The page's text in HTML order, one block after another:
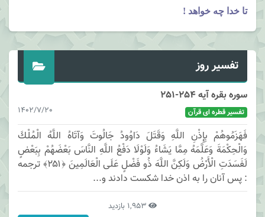
تا خدا چه خواهد !
تفسیر روز
سوره بقره آیه 254-251
1402/7/20 تفسیر قطره ای قرآن
فَهَزَمُوهُمْ بِإِذْنِ اللَّهِ وَقَتَلَ دَاوُودُ جَالُوتَ وَآتَاهُ اللَّهُ الْمُلْكَ
وَالْحِكْمَةَ وَعَلَّمَهُ مِمَّا يَشَاءُ وَلَوْلَا دَفْعُ اللَّهِ النَّاسَ بَعْضَهُمْ بِبَعْضٍ
لَفَسَدَتِ الْأَرْضُ وَلَكِنَّ اللَّهَ ذُو فَضْلٍ عَلَى الْعَالَمِينَ ﴿۲۵۱﴾ ترجمه
: پس آنان را به اذن خدا شكست دادند و...